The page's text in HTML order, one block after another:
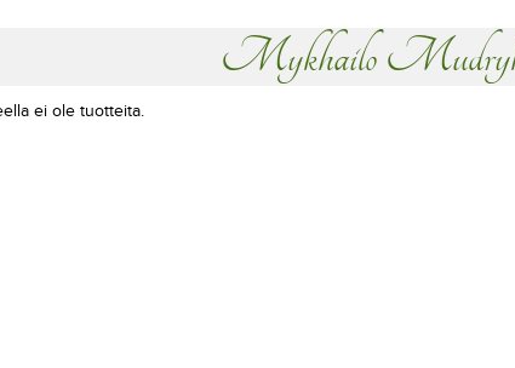
Mykhailo
ei ole tuotteita.